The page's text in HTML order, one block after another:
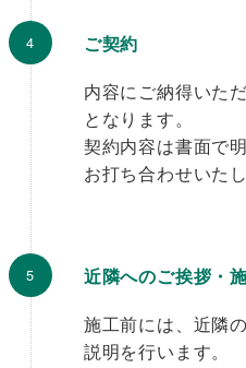
ご契約
内容にご納得いた
となります。
契約内容は書面で
お打ち合わせいたし
近隣へのご挨拶・
施工前には、近隣
説明を行います。